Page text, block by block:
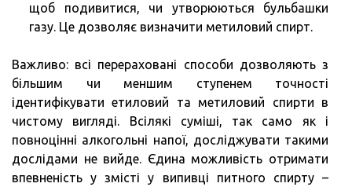
щоб подивитися, чи утворюються бульбашки
газу. Це дозволяє визначити метиловий спирт.
Важливо: всі перераховані способи дозволяють з
більшим чи меншим ступенем точності
ідентифікувати етиловий та метиловий спирти в
чистому вигляді. Всілякі суміші, так само як і
повноцінні алкогольні напої, досліджувати такими
дослідами не вийде. Єдина можливість отримати
впевненість у змісті у випивці питного спирту –